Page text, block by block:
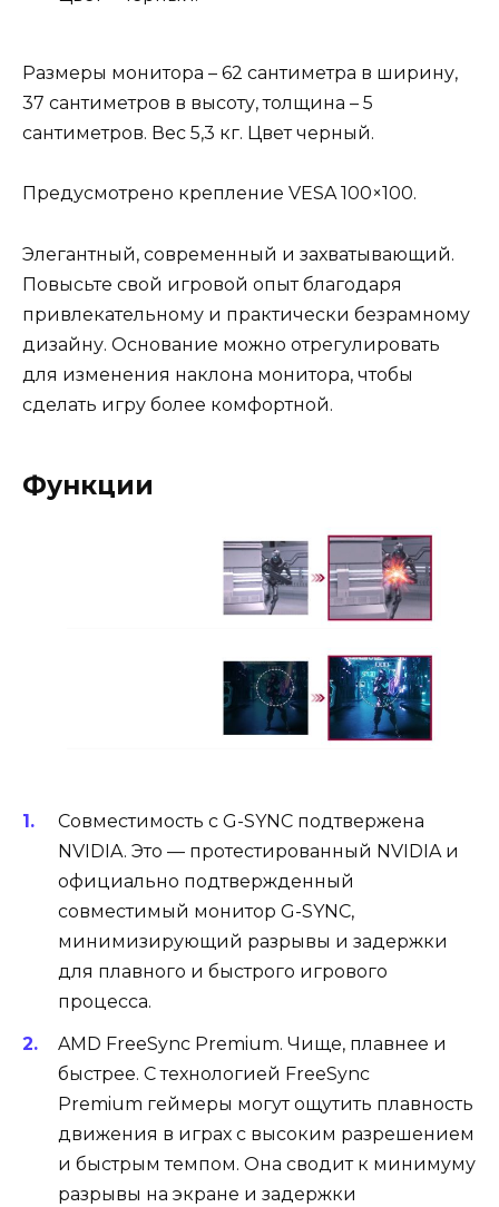
Размеры монитора – 62 сантиметра в ширину,
37 сантиметров в высоту, толщина – 5
сантиметров. Вес 5,3 кг. Цвет черный.
Предусмотрено крепление VESA 100×100.
Элегантный, современный и захватывающий.
Повысьте свой игровой опыт благодаря
привлекательному и практически безрамному
дизайну. Основание можно отрегулировать
для изменения наклона монитора, чтобы
сделать игру более комфортной.
Функции
Совместимость с G-SYNC подтвержена
NVIDIA. Это — протестированный NVIDIA и
официально подтвержденный
совместимый монитор G-SYNC,
минимизирующий разрывы и задержки
для плавного и быстрого игрового
процесса.
AMD FreeSync Premium. Чище, плавнее и
быстрее. С технологией FreeSync
Premium геймеры могут ощутить плавность
движения в играх с высоким разрешением
и быстрым темпом. Она сводит к минимуму
разрывы на экране и задержки